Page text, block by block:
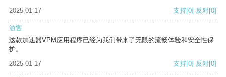
2025-01-17 支持[0] 反对[0]
游客
这款加速器VPM应用程序已经为我们带来了无限的流畅体验和安全性保
护。
2025-01-17
支持[0] 反对[0]